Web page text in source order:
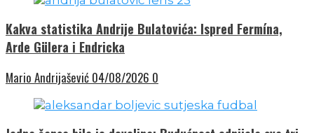
Kakva statistika Andrije Bulatovića: Ispred Fermína,
Arde Gülera i Endricka
Mario Andrijašević 04/08/2026 0